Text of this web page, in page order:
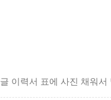
이력서 표에 사진 채워서